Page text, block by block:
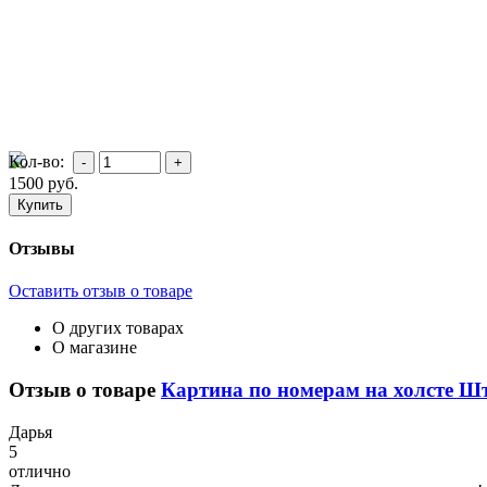
Кол-во:
1500 руб.
Отзывы
Оставить отзыв о товаре
О других товарах
О магазине
Отзыв о товаре Картина по номерам на холсте
Дарья
5
отлично